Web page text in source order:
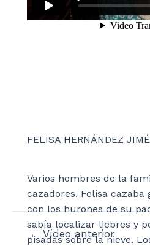
FELISA HERNÁNDEZ
Varios hombres de la
cazadores. Felisa cazaba
con los hurones de su
sabía localizar liebres y
pisadas sobre la nieve.
Navegación
← Vídeo anterior